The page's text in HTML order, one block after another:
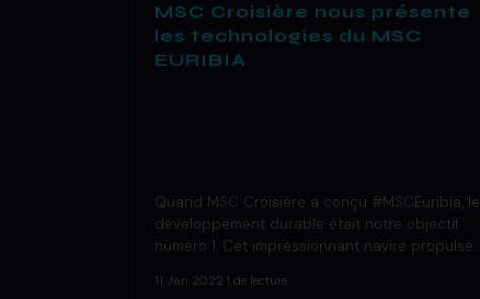
MSC Croisière nous présente
les technologies du MSC
EURIBIA
Quand MSC Croisière a conçu #MSCEuribia, le
développement durable était notre objectif
numéro 1. Cet impressionnant navire propulsé…
11 Jan 2022 1 de lecture